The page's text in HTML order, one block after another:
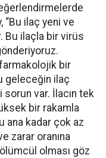
“Bu ilaç yeni ve
Bu ilaçla bir virüs
bir
geleceğin ilaç
var. İlacın tek
bir rakamla
ana kadar çok az
zarar oranına
ölümcül olması göz